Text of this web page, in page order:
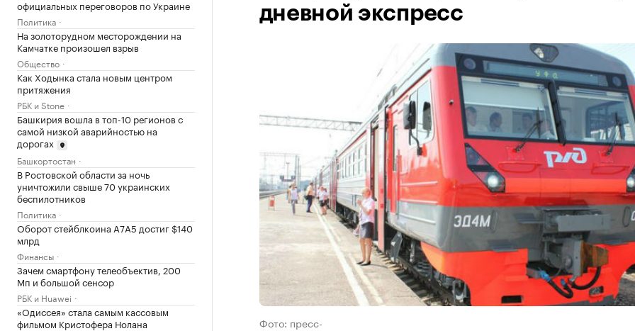
официальных переговоров по Украине
Политика
На золоторудном месторождении на
Камчатке произошел взрыв
Общество
Как Ходынка стала новым центром
притяжения
РБК и Stone
Башкирия вошла в топ-10 регионов с
самой низкой аварийностью на
дорогах
Башкортостан
В Ростовской области за ночь
уничтожили свыше 70 украинских
беспилотников
Политика
Оборот стейблкоина А7А5 достиг $140
млрд
Финансы
Зачем смартфону телеобъектив, 200
Мп и большой сенсор
РБК и Huawei
«Одиссея» стала самым кассовым
фильмом Кристофера Нолана
дневной экспресс
Фото: пресс-